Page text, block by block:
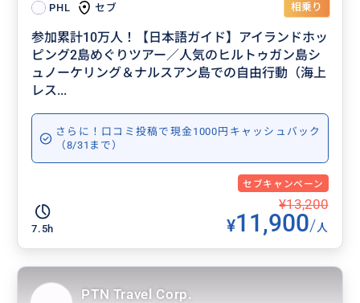
PHL セブ 相乗り
参加累計10万人！【日本語ガイド】アイランドホッ
ピング2島めぐりツアー／人気のヒルトゥガン島シ
ュノーケリング＆ナルスアン島での自由行動（海上
レス...
さらに！口コミ投稿で現金1000円キャッシュバック
（8/31まで）
セブキャンペーン
7.5h
¥13,200
¥11,900/人
PTN Travel Corp.